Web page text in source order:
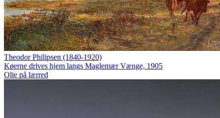
Theodor Philipsen (1840-1920)
Køerne drives hjem langs Maglemær Vænge, 1905
Olie på lærred